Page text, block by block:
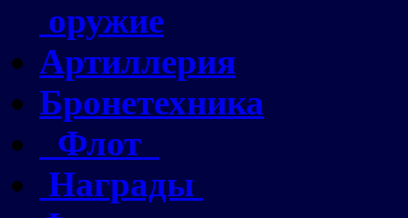
оружие
Артиллерия
Бронетехника
Флот
Награды